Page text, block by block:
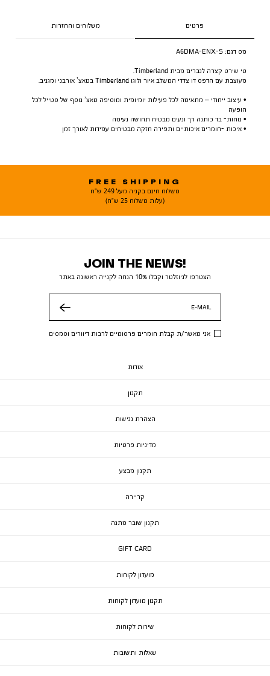
פרטים משלוחים והחזרות
מס דגם: A6DMA-ENX-S
טי שירט קצרה לגברים מבית Timberland.
מעוצבת עם הדפס דו צדדי המשלב איור ולוגו Timberland בטאצ’ אורבני ומגניב.
• עיצוב ייחודי – מתאימה לכל פעילות יומיומית ומוסיפה טאצ’ נוסף של סטייל לכל
הופעה
• נוחות- בד כותנה רך ונעים מבטיח תחושה נעימה
• איכות -חומרים איכותיים ותפירה חזקה מבטיחים עמידות לאורך זמן
FREE SHIPPING
משלוח חינם בקניה מעל 249 ש"ח
(עלות משלוח 25 ש"ח)
JOIN THE NEWS!
הצטרפו לניוזלטר וקבלו 10% הנחה לקנייה ראשונה באתר
E-MAIL
אני מאשר/ת קבלת חומרים פרסומיים לרבות דיוורים וסמסים
אודות
תקנון
הצהרת נגישות
מדיניות פרטיות
תקנון מבצע
קריירה
תקנון שובר מתנה
GIFT CARD
מועדון לקוחות
תקנון מועדון לקוחות
שירות לקוחות
שאלות ותשובות